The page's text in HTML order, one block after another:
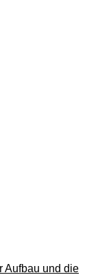
Aufbau und die